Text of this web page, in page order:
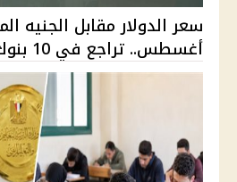
أغسطس.. تراجع في 10 بنوك وارت...